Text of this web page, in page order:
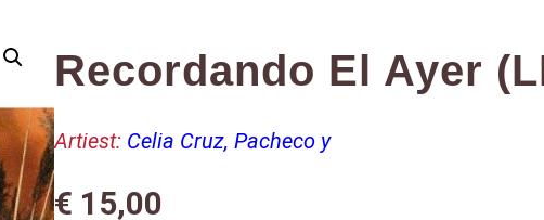
Recordando El Ayer
Artiest: Celia Cruz, Pacheco y
€ 15,00